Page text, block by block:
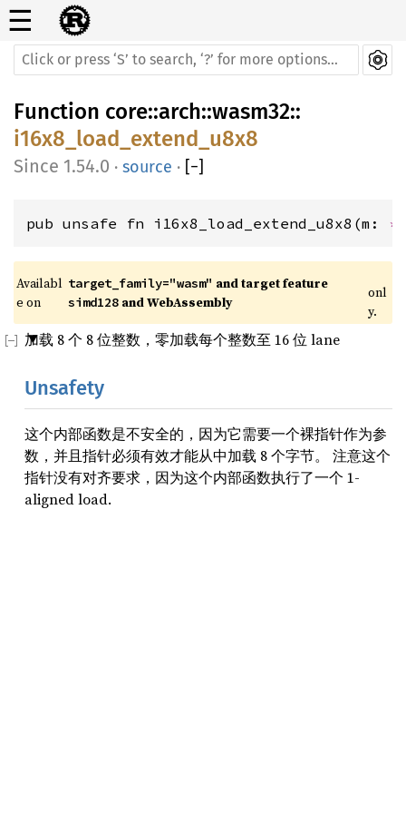
☰
Function core::arch::wasm32::
i16x8_load_extend_u8x8
1.54.0 · source · [−]
pub unsafe fn i16x8_load_extend_u8x8(m:
Availabl
e on
target_family="wasm" and target feature
simd128 and WebAssembly
onl
y.
加载 8 个 8 位整数，零加载每个整数至 16 位 lane
Unsafety
这个内部函数是不安全的，因为它需要一个裸指针作为参
数，并且指针必须有效才能从中加载 8 个字节。 注意这个
指针没有对齐要求，因为这个内部函数执行了一个 1-
aligned load.